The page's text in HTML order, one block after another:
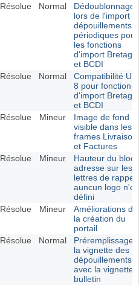
Résolue Normal
Dédoublonnage
lors de l'import
dépouillements
périodiques pour
les fonctions
d'import
et BCDI
Résolue Normal
Compatibilité
8 pour fonction
d'import
et BCDI
Résolue Mineur
Image de fond
visible dans les
frames
et Factures
Résolue Mineur
Hauteur du bloc
adresse sur les
lettres de rappel
auncun logo
défini
Résolue Mineur
Améliorations
la création du
portail
Résolue Normal
Préremplissage
la vignette des
dépouillements
avec la vignette
bulletin